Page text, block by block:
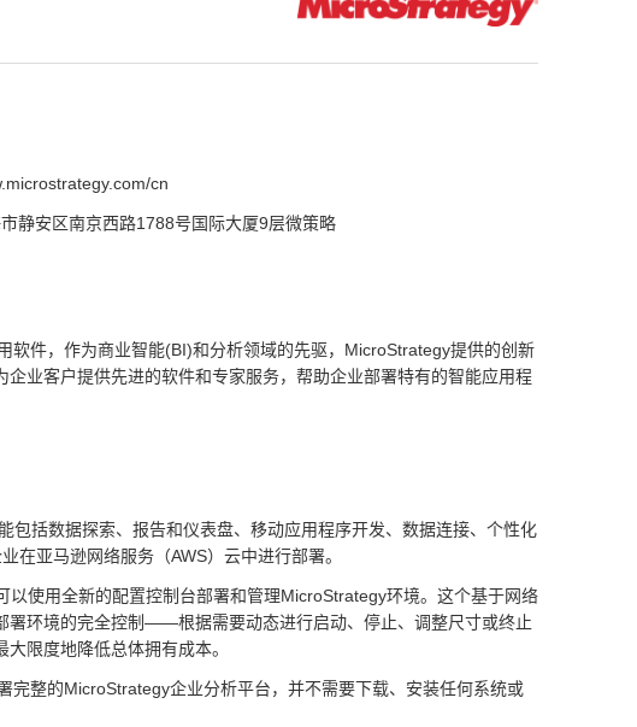
cn
静安区南京西路1788号国际大厦9层微策略
件，作为商业智能(BI)和分析领域的先驱，MicroStrategy提供的创新
业客户提供先进的软件和专家服务，帮助企业部署特有的智能应用程
括数据探索、报告和仪表盘、移动应用程序开发、数据连接、个性化
在亚马逊网络服务（AWS）云中进行部署。
使用全新的配置控制台部署和管理MicroStrategy环境。这个基于网络
署环境的完全控制——根据需要动态进行启动、停止、调整尺寸或终止
限度地降低总体拥有成本。
完整的MicroStrategy企业分析平台，并不需要下载、安装任何系统或